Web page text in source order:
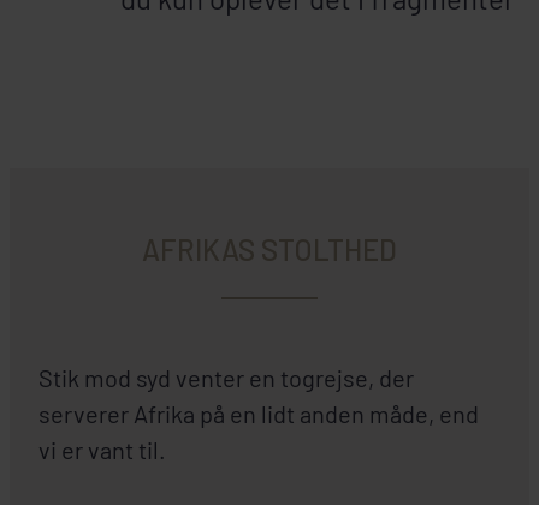
AFRIKAS STOLTHED
Stik mod syd venter en togrejse, der
serverer Afrika på en lidt anden måde, end
vi er vant til.